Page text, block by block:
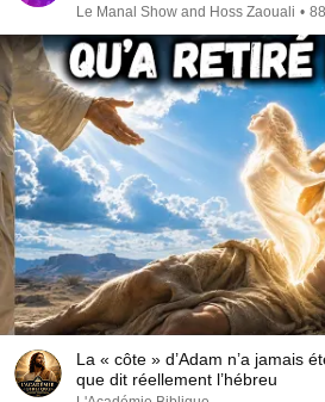
Le Manal Show and Hoss Zaouali •
La « côte » d’Adam n’a jamais
que dit réellement l’hébreu